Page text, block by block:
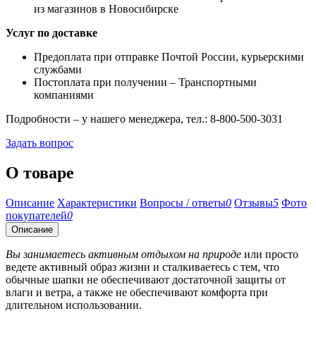
из магазинов в Новосибирске
Услуг по доставке
Предоплата при отправке Почтой России, курьерскими
службами
Постоплата при получении – Транспортными
компаниями
Подробности – у нашего менеджера, тел.: 8-800-500-3031
Задать вопрос
О товаре
Описание Характеристики Вопросы / ответы0 Отзывы5 Фото
покупателей0
Описание
Вы занимаетесь активным отдыхом на природе или просто
ведете активный образ жизни и сталкиваетесь с тем, что
обычные шапки не обеспечивают достаточной защиты от
влаги и ветра, а также не обеспечивают комфорта при
длительном использовании.